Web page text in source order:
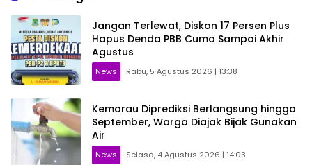
Jangan Terlewat, Diskon 17 Persen Plus
Hapus Denda PBB Cuma Sampai Akhir
Agustus
News Rabu, 5 Agustus 2026 | 13:38
Kemarau Diprediksi Berlangsung hingga
September, Warga Diajak Bijak Gunakan
Air
News Selasa, 4 Agustus 2026 | 14:03